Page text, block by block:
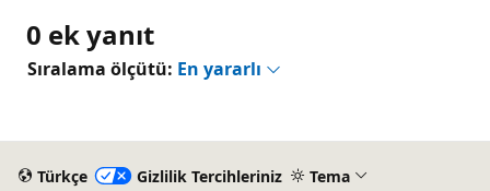
0 ek yanıt
Sıralama ölçütü: En yararlı
Türkçe Gizlilik Tercihleriniz Tema